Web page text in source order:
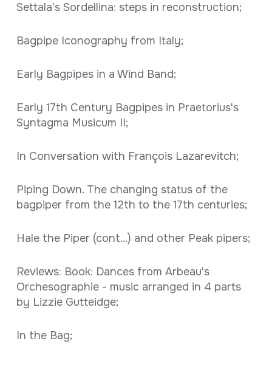
Settala's Sordellina: steps in reconstruction;
Bagpipe Iconography from Italy;
Early Bagpipes in a Wind Band;
Early 17th Century Bagpipes in Praetorius's
Syntagma Musicum II;
In Conversation with François Lazarevitch;
Piping Down. The changing status of the
bagpiper from the 12th to the 17th centuries;
Hale the Piper (cont...) and other Peak pipers;
Reviews: Book: Dances from Arbeau's
Orchesographie - music arranged in 4 parts
by Lizzie Gutteidge;
In the Bag;